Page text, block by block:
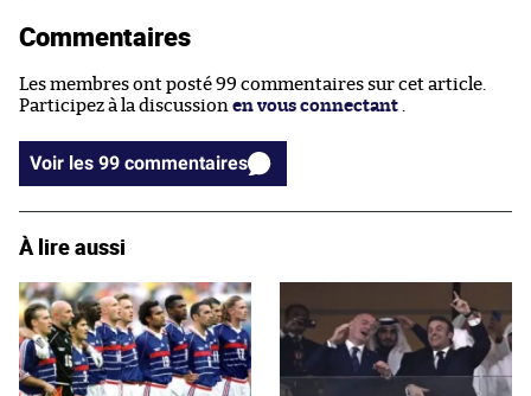
Commentaires
Les membres ont posté 99 commentaires sur cet article.
Participez à la discussion en vous connectant
Voir les 99 commentaires
À lire aussi